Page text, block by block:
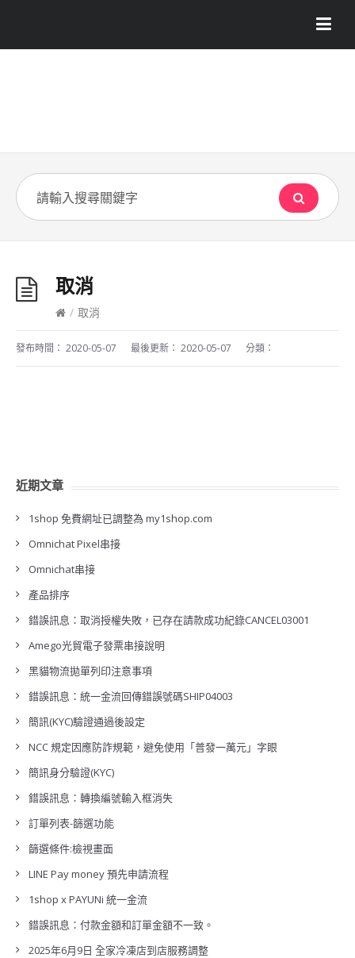
取消
/ 取消
發布時間： 2020-05-07 最後更新： 2020-05-07 分類：
近期文章
1shop 免費網址已調整為 my1shop.com
Omnichat Pixel串接
Omnichat串接
產品排序
錯誤訊息：取消授權失敗，已存在請款成功紀錄CANCEL03001
Amego光貿電子發票串接說明
黑貓物流拋單列印注意事項
錯誤訊息：統一金流回傳錯誤號碼SHIP04003
簡訊(KYC)驗證通過後設定
NCC 規定因應防詐規範，避免使用「普發一萬元」字眼
簡訊身分驗證(KYC)
錯誤訊息：轉換編號輸入框消失
訂單列表-篩選功能
篩選條件:檢視畫面
LINE Pay money 預先申請流程
1shop x PAYUNi 統一金流
錯誤訊息：付款金額和訂單金額不一致。
2025年6月9日 全家冷凍店到店服務調整